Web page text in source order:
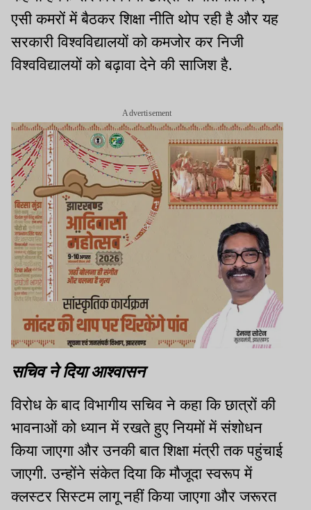
एसी कमरों में बैठकर शिक्षा नीति थोप रही है और यह
सरकारी विश्वविद्यालयों को कमजोर कर निजी
विश्वविद्यालयों को बढ़ावा देने की साजिश है.
Advertisement
सचिव ने दिया आश्वासन
विरोध के बाद विभागीय सचिव ने कहा कि छात्रों की
भावनाओं को ध्यान में रखते हुए नियमों में संशोधन
किया जाएगा और उनकी बात शिक्षा मंत्री तक पहुंचाई
जाएगी. उन्होंने संकेत दिया कि मौजूदा स्वरूप में
क्लस्टर सिस्टम लागू नहीं किया जाएगा और जरूरत